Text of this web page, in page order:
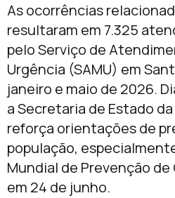
As ocorrências
resultaram em 7.325
pelo Serviço de
Urgência (SAMU) em
janeiro e maio de 2026.
a Secretaria de Estado da
reforça orientações de
população,
Mundial de Prevenção
em 24 de junho.